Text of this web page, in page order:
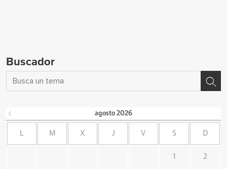
Buscador
agosto 2026
L M X J V S D
1 2